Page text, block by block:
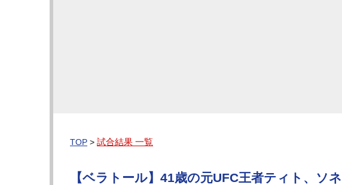
TOP > 試合結果 一覧
【ベラトール】41歳の元UFC王者ティト、ソ